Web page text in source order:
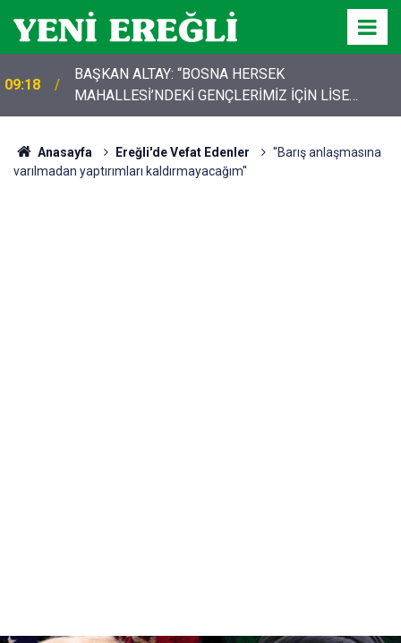
09:18
BAŞKAN ALTAY: “BOSNA HERSEK
MAHALLESİ’NDEKİ GENÇLERİMİZ İÇİN LİSE
MEDENİYET AKADEMİSİ İNŞA EDİYORUZ”
Anasayfa Ereğli'de Vefat Edenler
''Barış anlaşmasına
varılmadan yaptırımları kaldırmayacağım''